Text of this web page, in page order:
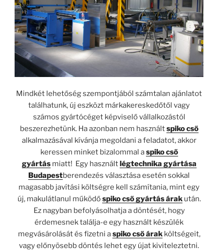
Mindkét lehetőség szempontjából számtalan ajánlatot
találhatunk, új eszközt márkakereskedőtől vagy
számos gyártócéget képviselő vállalkozástól
beszerezhetünk. Ha azonban nem használtspiko cső
alkalmazásával kívánja megoldani a feladatot, akkor
keressen minket bizalommal aspiko cső
gyártásmiatt! Egy használtlégtechnika gyártása
Budapestberendezés választása esetén sokkal
magasabb javítási költségre kell számítania, mint egy
új, makulátlanul működőspiko cső gyártás árakután.
Ez nagyban befolyásolhatja a döntését, hogy
érdemesnek találja-e egy használt készülék
megvásárolását és fizetni aspiko cső árakköltségeit,
vagy előnyösebb döntés lehet egy újat kiviteleztetni.